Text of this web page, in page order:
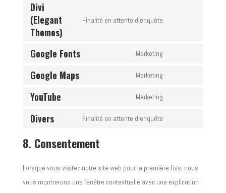
Divi
(Elegant
Themes)
Finalité en attente d’enquête
Google Fonts Marketing
Google Maps Marketing
YouTube Marketing
Divers Finalité en attente d’enquête
divers
8. Consentement
Lorsque vous visitez notre site web pour la première fois, nous
vous montrerons une fenêtre contextuelle avec une explication